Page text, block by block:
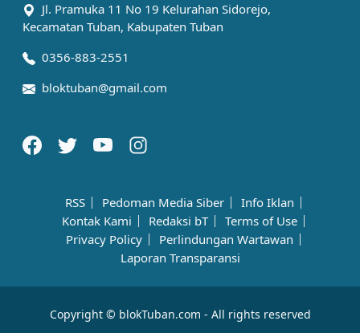
Jl. Pramuka 11 No 19 Kelurahan Sidorejo,
Kecamatan Tuban, Kabupaten Tuban
0356-883-2551
bloktuban@gmail.com
RSS Pedoman Media Siber
Info Iklan
Kontak Kami
Redaksi bT
Terms of Use
Privacy Policy
Perlindungan Wartawan
Laporan Transparansi
Copyright © blokTuban.com - All rights reserved